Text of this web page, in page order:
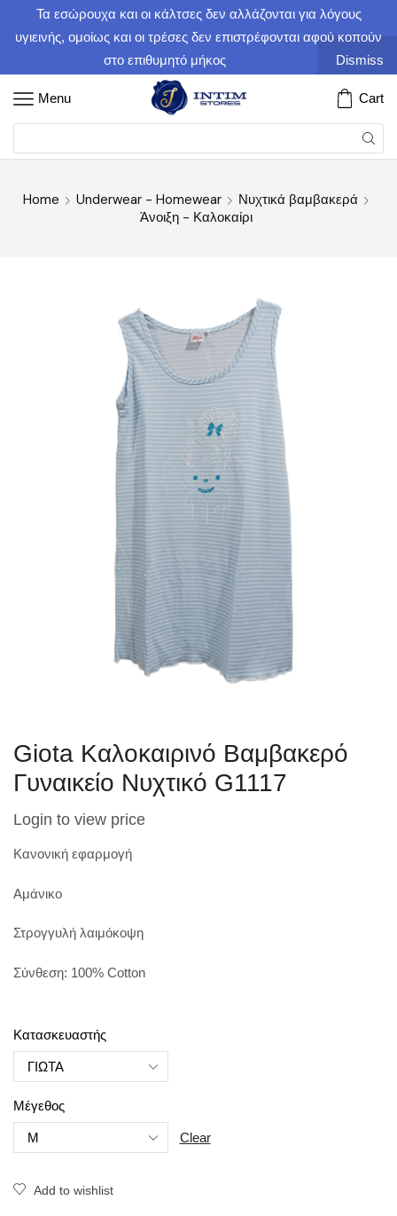
Τα εσώρουχα και οι κάλτσες δεν αλλάζονται για λόγους
υγιεινής, ομοίως και οι τρέσες δεν επιστρέφονται αφού κοπούν
στο επιθυμητό μήκος
Dismiss
Menu Cart
Home Underwear - Homewear
Νυχτικά βαμβακερά
Άνοιξη - Καλοκαίρι
Giota Καλοκαιρινό Βαμβακερό
Γυναικείο Νυχτικό G1117
Login to view price
Κανονική εφαρμογή
Αμάνικο
Στρογγυλή λαιμόκοψη
Σύνθεση: 100% Cotton
Κατασκευαστής
Μέγεθος
Clear
Add to wishlist